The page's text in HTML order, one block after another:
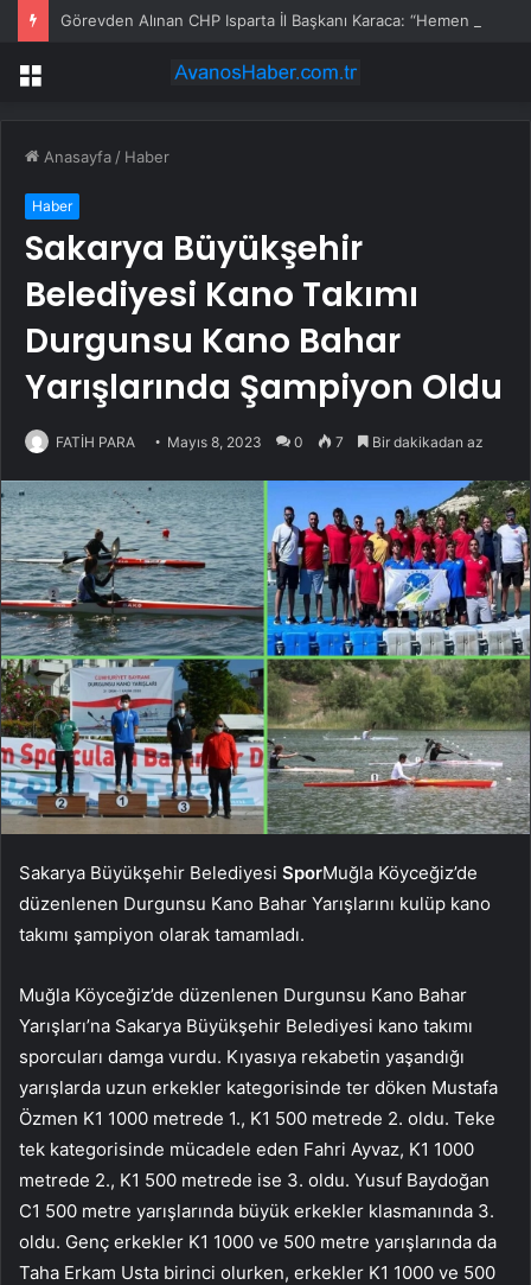
Menü
Anasayfa / Haber
Haber
Sakarya Büyükşehir
Belediyesi Kano Takımı
Durgunsu Kano Bahar
Yarışlarında Şampiyon Oldu
FATİH PARA Mayıs 8, 2023 0 7 Bir dakikadan az
Sakarya Büyükşehir Belediyesi SporMuğla Köyceğiz’de
düzenlenen Durgunsu Kano Bahar Yarışlarını kulüp kano
takımı şampiyon olarak tamamladı.
Muğla Köyceğiz’de düzenlenen Durgunsu Kano Bahar
Yarışları’na Sakarya Büyükşehir Belediyesi kano takımı
sporcuları damga vurdu. Kıyasıya rekabetin yaşandığı
yarışlarda uzun erkekler kategorisinde ter döken Mustafa
Özmen K1 1000 metrede 1., K1 500 metrede 2. oldu. Teke
tek kategorisinde mücadele eden Fahri Ayvaz, K1 1000
metrede 2., K1 500 metrede ise 3. oldu. Yusuf Baydoğan
C1 500 metre yarışlarında büyük erkekler klasmanında 3.
oldu. Genç erkekler K1 1000 ve 500 metre yarışlarında da
Taha Erkam Usta birinci olurken, erkekler K1 1000 ve 500